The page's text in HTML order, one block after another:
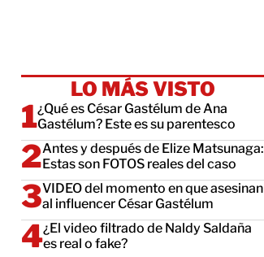
LO MÁS VISTO
¿Qué es César Gastélum de Ana
Gastélum? Este es su parentesco
Antes y después de Elize Matsunaga:
Estas son FOTOS reales del caso
VIDEO del momento en que asesinan
al influencer César Gastélum
¿El video filtrado de Naldy Saldaña
es real o fake?